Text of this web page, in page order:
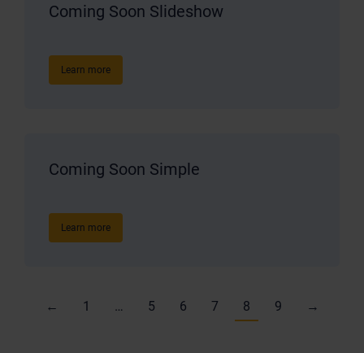
Coming Soon Slideshow
Learn more
Coming Soon Simple
Learn more
← 1 … 5 6 7 8 9 →